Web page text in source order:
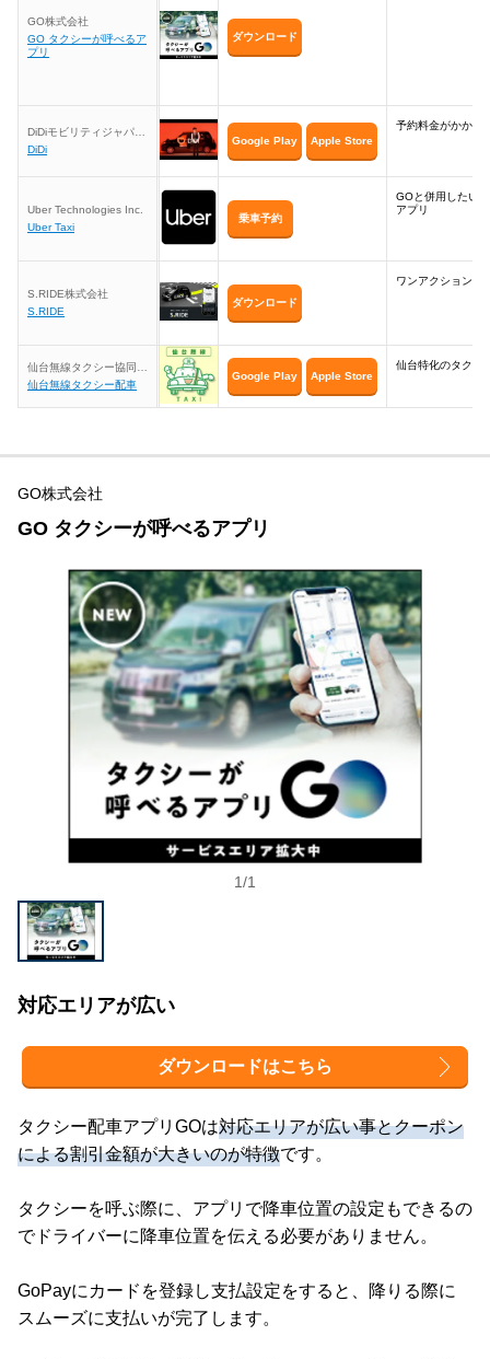
仙台で配車予約をするならタクシー配車アプリ
GO株式会社
GO タクシーが呼べるア
プリ
ダウンロード
DiDiモビリティジャパン
株式会社
DiDi
Google Play Apple Store
予約料金がかから
Uber Technologies Inc.
Uber Taxi
乗車予約
GOと併用したい
アプリ
S.RIDE株式会社
S.RIDE
ダウンロード
ワンアクションで
仙台無線タクシー協同組
合
仙台無線タクシー配車
Google Play Apple Store
仙台特化のタクシ
GO株式会社
GO タクシーが呼べるアプリ
1/1
対応エリアが広い
ダウンロードはこちら
タクシー配車アプリGOは対応エリアが広い事とクーポン
による割引金額が大きいのが特徴です。
タクシーを呼ぶ際に、アプリで降車位置の設定もできるの
でドライバーに降車位置を伝える必要がありません。
GoPayにカードを登録し支払設定をすると、降りる際に
スムーズに支払いが完了します。